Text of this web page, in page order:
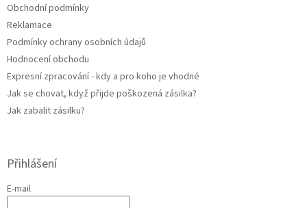
Obchodní podmínky
Reklamace
Podmínky ochrany osobních údajů
Hodnocení obchodu
Expresní zpracování - kdy a pro koho je vhodné
Jak se chovat, když přijde poškozená zásilka?
Jak zabalit zásilku?
Přihlášení
E-mail